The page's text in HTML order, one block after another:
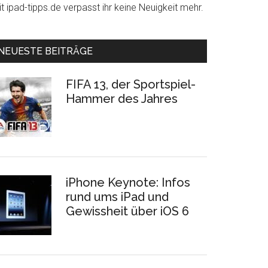
ipad-tipps.de verpasst ihr keine Neuigkeit mehr.
BEITRÄGE
FIFA 13, der Sportspiel-
Hammer des Jahres
iPhone Keynote: Infos
rund ums iPad und
Gewissheit über iOS 6